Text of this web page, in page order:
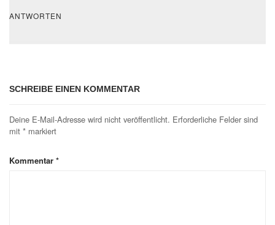
ANTWORTEN
SCHREIBE EINEN KOMMENTAR
Deine E-Mail-Adresse wird nicht veröffentlicht. Erforderliche Felder sind
mit * markiert
Kommentar *